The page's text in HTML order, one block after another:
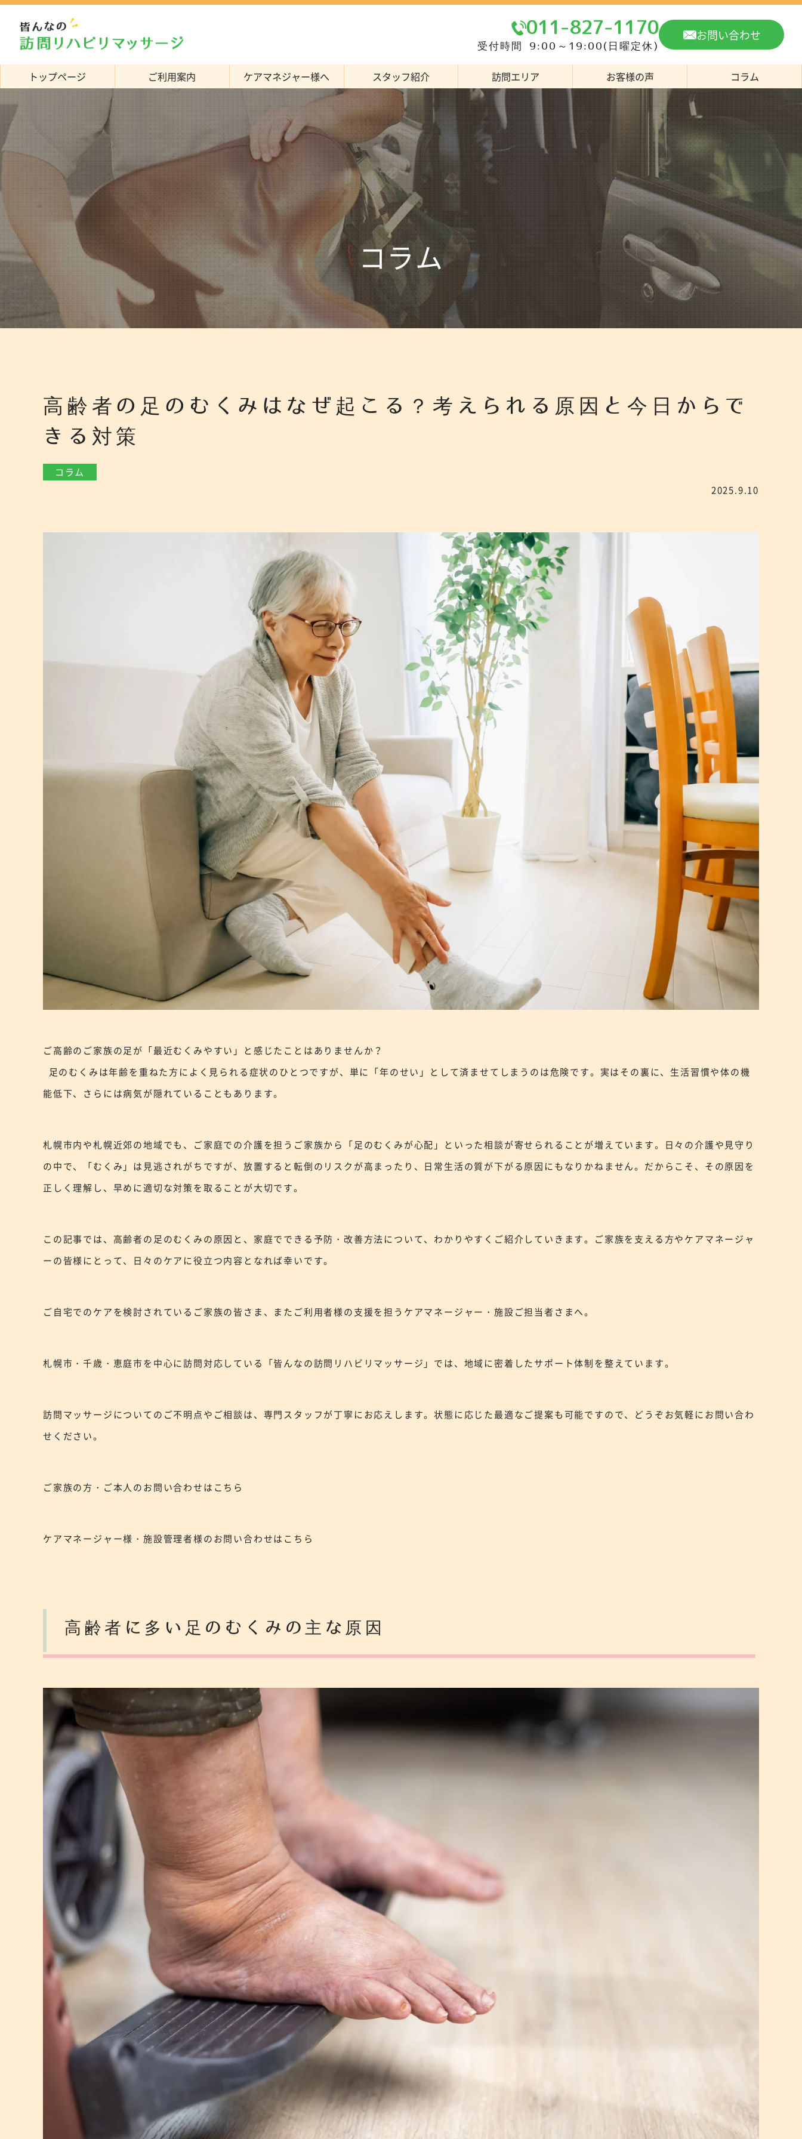
011-827-1170
受付時間 9:00～19:00(日曜定休)
お問い合わせ
トップページ ご利用案内 ケアマネジャー様へ スタッフ紹介 訪問エリア お客様の声 コラム
コラム
高齢者の足のむくみはなぜ起こる？考えられる原因と今日からで
きる対策
コラム
2025.9.10
ご高齢のご家族の足が「最近むくみやすい」と感じたことはありませんか？
足のむくみは年齢を重ねた方によく見られる症状のひとつですが、単に「年のせい」として済ませてしまうのは危険です。実はその裏に、生活習慣や体の機
能低下、さらには病気が隠れていることもあります。
札幌市内や札幌近郊の地域でも、ご家庭での介護を担うご家族から「足のむくみが心配」といった相談が寄せられることが増えています。日々の介護や見守り
の中で、「むくみ」は見逃されがちですが、放置すると転倒のリスクが高まったり、日常生活の質が下がる原因にもなりかねません。だからこそ、その原因を
正しく理解し、早めに適切な対策を取ることが大切です。
この記事では、高齢者の足のむくみの原因と、家庭でできる予防・改善方法について、わかりやすくご紹介していきます。ご家族を支える方やケアマネージャ
ーの皆様にとって、日々のケアに役立つ内容となれば幸いです。
ご自宅でのケアを検討されているご家族の皆さま、またご利用者様の支援を担うケアマネージャー・施設ご担当者さまへ。
札幌市・千歳・恵庭市を中心に訪問対応している「皆んなの訪問リハビリマッサージ」では、地域に密着したサポート体制を整えています。
訪問マッサージについてのご不明点やご相談は、専門スタッフが丁寧にお応えします。状態に応じた最適なご提案も可能ですので、どうぞお気軽にお問い合わ
せください。
ご家族の方・ご本人のお問い合わせはこちら
ケアマネージャー様・施設管理者様のお問い合わせはこちら
高齢者に多い足のむくみの主な原因